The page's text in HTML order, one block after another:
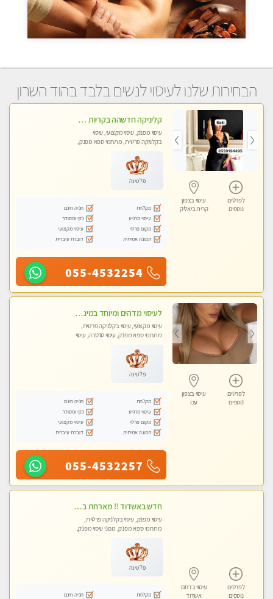
הבחירות שלנו לעיסוי לנשים בלבד בהוד השרון
לפרטים
נוספים
עיסוי בצפון
קרית ביאליק
קליניקה חדשהה בקריות מעסה איכותית מפנקת ומקצועית מאוד+נשים +זוגות
עיסוי מפנק, עיסוי מקצועי, עיסוי
בקלניקה פרטית, מתחמי ספא מפנק,
לנשים בלבד
פלטינה
מקלחת
חניה חינם
עיסוי מרגיע
נקי ומסודר
מקום פרטי
עיסוי מקצועי
תמונה אמיתית
דוברת עיברית
055-4532254
לפרטים
נוספים
עיסוי בצפון
עכו
לעיסוי מדהים ומיוחד במינו !!מומלץ לחלוטין!!ללא מין !!
עיסוי מקצועי, עיסוי בקלניקה פרטית,
מתחמי ספא מפנק, עיסוי טנטרה, עיסוי
פלטינה
מקלחת
חניה חינם
עיסוי מרגיע
נקי ומסודר
מקום פרטי
עיסוי מקצועי
תמונה אמיתית
דוברת עיברית
055-4532257
לפרטים
נוספים
עיסוי בדרום
אשדוד
חדש באשדוד !! מארחת בדירתי באופן פרטי ודיסקרטי מקום יפה מסודר נקי ואווירה נעימה יחס טוב בבית חםללא מין !!
עיסוי מפנק, עיסוי בקלניקה פרטית,
מתחמי ספא מפנק, מכוני עיסוי מפנק,
פלטינה
מקלחת
חניה חינם